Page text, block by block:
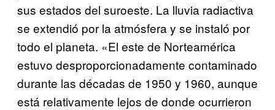
sus estados del suroeste. La lluvia radiactiva
se extendió por la atmósfera y se instaló por
todo el planeta. «El este de Norteamérica
estuvo desproporcionadamente contaminado
durante las décadas de 1950 y 1960, aunque
está relativamente lejos de donde ocurrieron